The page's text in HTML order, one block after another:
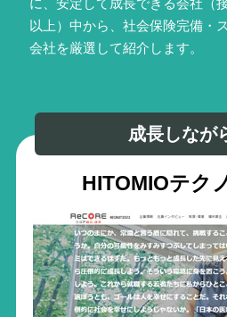
に、安定して成長できる会社（
以上）中から、社会保険完備・
会社を厳選して紹介します。
成長しなが
HITOMIOテク